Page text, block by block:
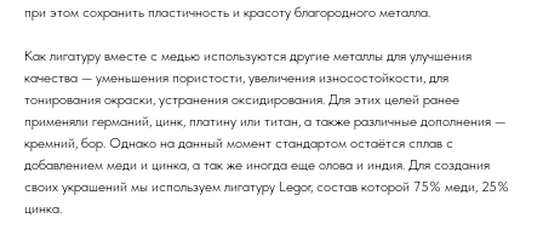
при этом сохранить пластичность и красоту благородного металла.
Как лигатуру вместе с медью используются другие металлы для улучшения
качества — уменьшения пористости, увеличения износостойкости, для
тонирования окраски, устранения оксидирования. Для этих целей ранее
применяли германий, цинк, платину или титан, а также различные дополнения —
кремний, бор. Однако на данный момент стандартом остаётся сплав с
добавлением меди и цинка, а так же иногда еще олова и индия. Для создания
своих украшений мы используем лигатуру Legor, состав которой 75% меди, 25%
цинка.